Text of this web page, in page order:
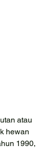
atau
hewan
1990,